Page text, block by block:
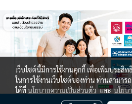
เว็บไซต์นี้มีการใช้งานคุกกี้ เพื่อเพิ่มประ
ในการใช้งานเว็บไซต์ของท่าน ท่านสามาร
ได้ที่นโยบายความเป็นส่วนตัว และนโยบ